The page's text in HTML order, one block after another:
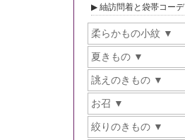
紬訪問着と袋帯コーデ
柔らかもの小紋
夏きもの
誂えのきもの
お召
絞りのきもの